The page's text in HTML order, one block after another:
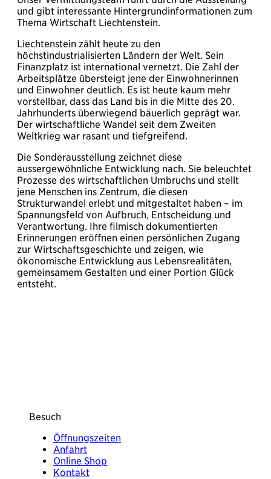
und gibt interessante Hintergrundinformationen zum
Thema Wirtschaft Liechtenstein.
Liechtenstein zählt heute zu den
höchstindustrialisierten Ländern der Welt. Sein
Finanzplatz ist international vernetzt. Die Zahl der
Arbeitsplätze übersteigt jene der Einwohnerinnen
und Einwohner deutlich. Es ist heute kaum mehr
vorstellbar, dass das Land bis in die Mitte des 20.
Jahrhunderts überwiegend bäuerlich geprägt war.
Der wirtschaftliche Wandel seit dem Zweiten
Weltkrieg war rasant und tiefgreifend.
Die Sonderausstellung zeichnet diese
aussergewöhnliche Entwicklung nach. Sie beleuchtet
Prozesse des wirtschaftlichen Umbruchs und stellt
jene Menschen ins Zentrum, die diesen
Strukturwandel erlebt und mitgestaltet haben – im
Spannungsfeld von Aufbruch, Entscheidung und
Verantwortung. Ihre filmisch dokumentierten
Erinnerungen eröffnen einen persönlichen Zugang
zur Wirtschaftsgeschichte und zeigen, wie
ökonomische Entwicklung aus Lebensrealitäten,
gemeinsamem Gestalten und einer Portion Glück
entsteht.
Besuch
Öffnungszeiten
Anfahrt
Online Shop
Kontakt